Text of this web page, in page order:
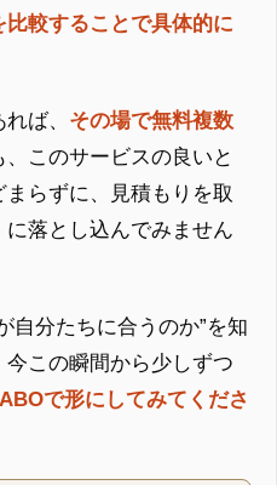
比較することで具体的に
ば、 その場で無料複数
、このサービスの良いと
らずに、見積もりを取
落とし込んでみません
自分たちに合うのか”を知
この瞬間から少しずつ
で形にしてみてくださ